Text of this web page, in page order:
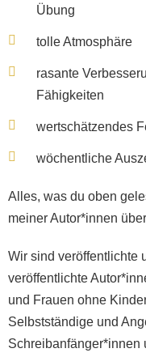
Übung
tolle Atmosphäre
rasante
Fähigkeiten
wertschätzendes
wöchentliche
Alles, was du oben
meiner Autor*innen
Wir sind veröffentlichte
veröffentlichte
und Frauen ohne
Selbstständige und
Schreibanfänger*innen